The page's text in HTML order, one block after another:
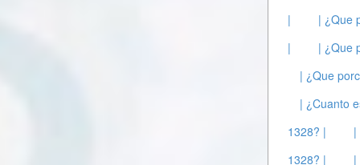
|
| ¿Que
|
| ¿Que
| ¿Que
| ¿Cuanto
1328? |
|
1328? |
|